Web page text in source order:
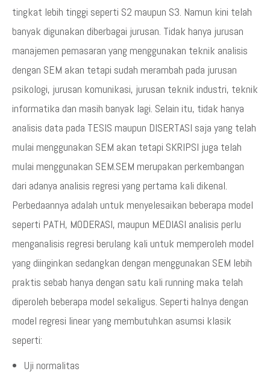
tingkat lebih tinggi seperti S2 maupun S3. Namun kini telah
banyak digunakan diberbagai jurusan. Tidak hanya jurusan
manajemen pemasaran yang menggunakan teknik analisis
dengan SEM akan tetapi sudah merambah pada jurusan
psikologi, jurusan komunikasi, jurusan teknik industri, teknik
informatika dan masih banyak lagi. Selain itu, tidak hanya
analisis data pada TESIS maupun DISERTASI saja yang telah
mulai menggunakan SEM akan tetapi SKRIPSI juga telah
mulai menggunakan SEM.SEM merupakan perkembangan
dari adanya analisis regresi yang pertama kali dikenal.
Perbedaannya adalah untuk menyelesaikan beberapa model
seperti PATH, MODERASI, maupun MEDIASI analisis perlu
menganalisis regresi berulang kali untuk memperoleh model
yang diinginkan sedangkan dengan menggunakan SEM lebih
praktis sebab hanya dengan satu kali running maka telah
diperoleh beberapa model sekaligus. Seperti halnya dengan
model regresi linear yang membutuhkan asumsi klasik
seperti:
Uji normalitas